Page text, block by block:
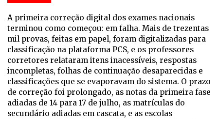
A primeira correção digital dos exames nacionais
terminou como começou: em falha. Mais de trezentas
mil provas, feitas em papel, foram digitalizadas para
classificação na plataforma PCS, e os professores
corretores relataram itens inacessíveis, respostas
incompletas, folhas de continuação desaparecidas e
classificações que se evaporavam do sistema. O prazo
de correção foi prolongado, as notas da primeira fase
adiadas de 14 para 17 de julho, as matrículas do
secundário adiadas em cascata, e as escolas